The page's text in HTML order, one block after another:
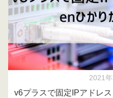
2021
v6プラスで固定IPアドレ